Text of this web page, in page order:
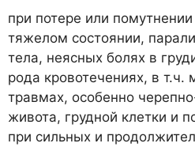
при потере или
тяжелом состоянии,
тела, неясных болях в
рода кровотечениях, в
травмах, особенно
живота, грудной клетки и
при сильных и